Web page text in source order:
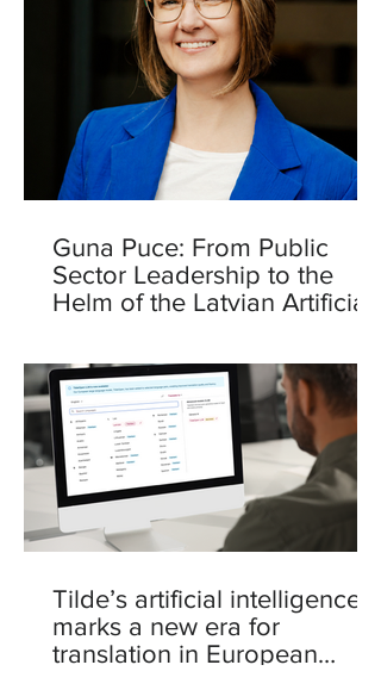
Guna Puce: From Public
Sector Leadership to the
Helm of the Latvian Artificial
Tilde’s artificial intelligence
marks a new era for
translation in European